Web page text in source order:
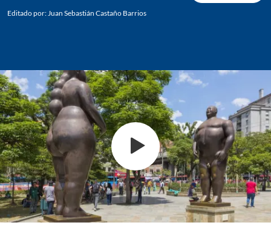
Editado por:Juan Sebastián Castaño Barrios